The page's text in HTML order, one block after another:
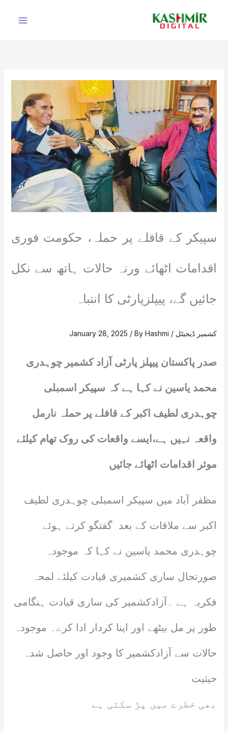
سپیکر کے قافلے پر حملہ، حکومت فوری
اقدامات اٹھائے ورنہ حالات ہاتھ سے نکل
جائیں گے، پیپلزپارٹی کا انتباہ
کشمیر ڈیجیٹل /
January 28, 2025 / ByHashmi
صدر پاکستان پیپلز پارٹی آزاد کشمیر چوہدری
محمد یاسین نے کہا ہے کہ سپیکر اسمبلی
چوہدری لطیف اکبر کے قافلے پر حملہ نارمل
واقعہ نہیں ہے،ایسے واقعات کی روک تھام کیلئے
موثر اقدامات اٹھائے جائیں
مظفر آباد میں سپیکر اسمبلی چوہدری لطیف
اکبر سے ملاقات کے بعد گفتگو کرتے ہوئے
چوہدری محمد یاسین نے کہا کہ موجودہ
صورتحال ساری کشمیری قیادت کیلئے لمحہ
فکریہ ہے ۔آزادکشمیر کی ساری قیادت ہنگامی
طور پر مل بیٹھے اور اپنا کردار ادا کرے۔ موجودہ
حالات سے آزادکشمیر کا وجود اور حاصل شدہ
حیثیت
بھی خطرے میں پڑ سکتی ہے